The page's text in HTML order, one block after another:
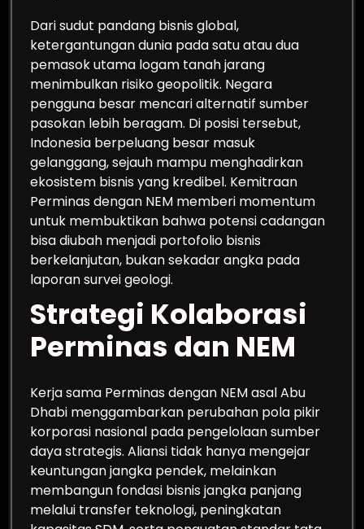
Dari sudut pandang bisnis global,
ketergantungan dunia pada satu atau dua
pemasok utama logam tanah jarang
menimbulkan risiko geopolitik. Negara
pengguna besar mencari alternatif sumber
pasokan lebih beragam. Di posisi tersebut,
Indonesia berpeluang besar masuk
gelanggang, sejauh mampu menghadirkan
ekosistem bisnis yang kredibel. Kemitraan
Perminas dengan NEM memberi momentum
untuk membuktikan bahwa potensi cadangan
bisa diubah menjadi portofolio bisnis
berkelanjutan, bukan sekadar angka pada
laporan survei geologi.
Strategi Kolaborasi
Perminas dan NEM
Kerja sama Perminas dengan NEM asal Abu
Dhabi menggambarkan perubahan pola pikir
korporasi nasional pada pengelolaan sumber
daya strategis. Aliansi tidak hanya mengejar
keuntungan jangka pendek, melainkan
membangun fondasi bisnis jangka panjang
melalui transfer teknologi, peningkatan